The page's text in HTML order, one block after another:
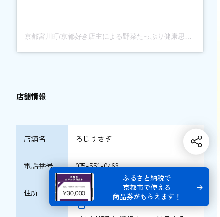
京都宮川町/京都好き店主による野菜たっぷり健康思考の町家カフェ ろじうさぎ(@cafe_rojiusagi)がシェアした投稿
店舗情報
店舗名 ろじうさぎ
電話番号 075-551-0463
住所 〒605-0808 京都市東山区下柳町176
ふるさと納税で
京都市で使える
商品券がもらえます！